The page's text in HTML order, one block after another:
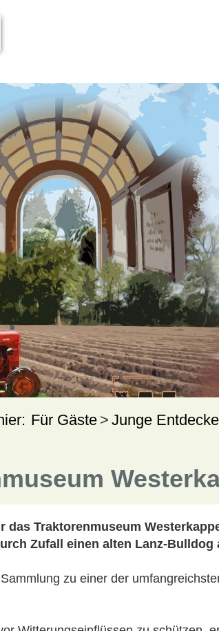
Für Gäste Junge
das Traktorenmuseum
Zufall einen alten Lanz-
zu einer der